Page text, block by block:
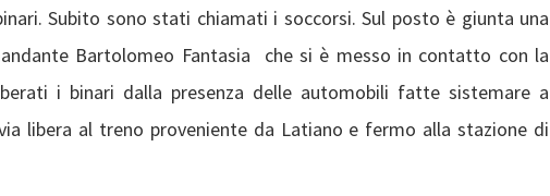
Subito sono stati chiamati i soccorsi. Sul posto è giunta una
Bartolomeo Fantasia che si è messo in contatto con la
i binari dalla presenza delle automobili fatte sistemare a
libera al treno proveniente da Latiano e fermo alla stazione di